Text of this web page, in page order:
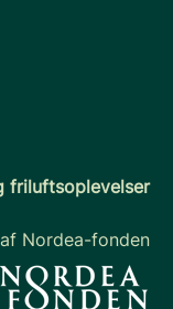
friluftsoplevelser
Nordea-fonden